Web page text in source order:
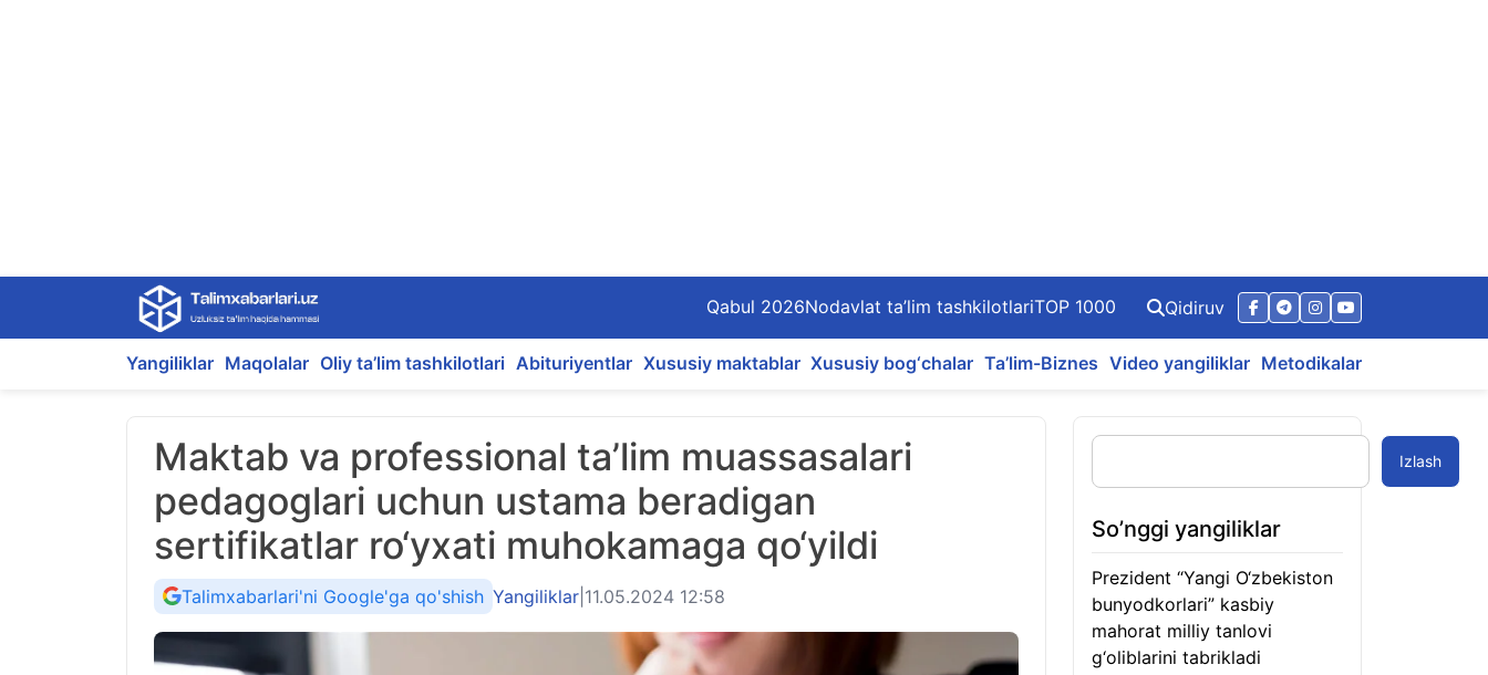
content
Qabul 2026Nodavlat ta’lim tashkilotlariTOP 1000 Qidiruv
Yangiliklar Maqolalar Oliy ta’lim tashkilotlari Abituriyentlar Xususiy maktablar Xususiy bog‘chalar Ta’lim-Biznes Video yangiliklar Metodikalar
Maktab va professional ta’lim muassasalari
pedagoglari uchun ustama beradigan
sertifikatlar ro‘yxati muhokamaga qo‘yildi
Talimxabarlari'ni Google'ga qo'shish Yangiliklar 11.05.2024 12:58
Izlash
So’nggi yangiliklar
Prezident “Yangi O‘zbekiston
bunyodkorlari” kasbiy
mahorat milliy tanlovi
g‘oliblarini tabrikladi